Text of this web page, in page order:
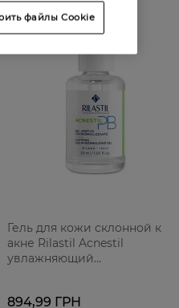
Гель для кожи склонной к
акне Rilastil Acnestil
увлажняющий
894,99 ГРН
файлы Cookie